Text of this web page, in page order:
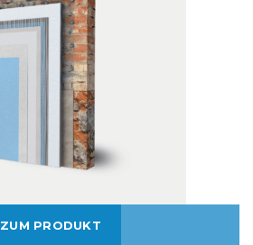
ZUM PRODUKT